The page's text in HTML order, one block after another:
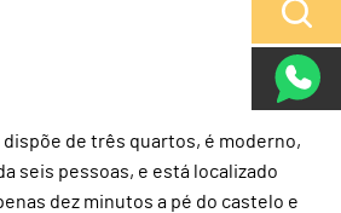
dispõe de três quartos, é moderno,
seis pessoas, e está localizado
dez minutos a pé do castelo e